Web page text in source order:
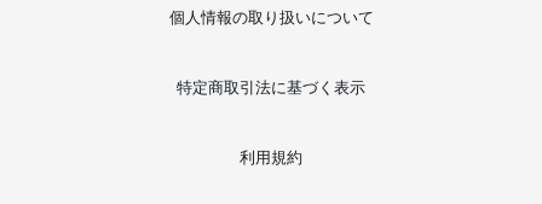
個人情報の取り扱いについて
特定商取引法に基づく表示
利用規約